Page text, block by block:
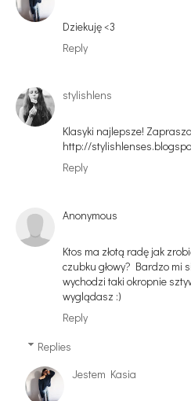
Dziekuję <3
Reply
stylishlens
Klasyki najlepsze!
http://
Reply
Anonymous
Ktos ma złotą radę jak
czubku głowy? Bardzo mi
wychodzi taki okropnie
wyglądasz :)
Reply
Replies
Jestem Kasia